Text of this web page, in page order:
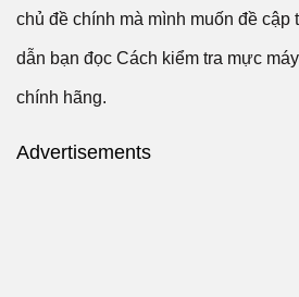
chủ đề chính mà mình muốn đề cập
dẫn bạn đọc Cách kiểm tra mực
chính hãng.
Advertisements